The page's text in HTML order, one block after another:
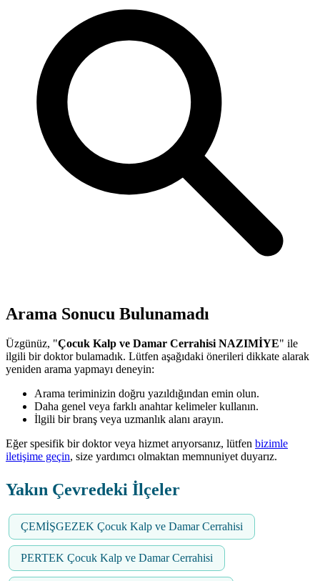
Arama Sonucu Bulunamadı
Üzgünüz, "Çocuk Kalp ve Damar Cerrahisi NAZIMİYE" ile
ilgili bir doktor bulamadık. Lütfen aşağıdaki önerileri dikkate alarak
yeniden arama yapmayı deneyin:
Arama teriminizin doğru yazıldığından emin olun.
Daha genel veya farklı anahtar kelimeler kullanın.
İlgili bir branş veya uzmanlık alanı arayın.
Eğer spesifik bir doktor veya hizmet arıyorsanız, lütfen bizimle
iletişime geçin, size yardımcı olmaktan memnuniyet duyarız.
Yakın Çevredeki İlçeler
ÇEMİŞGEZEK Çocuk Kalp ve Damar Cerrahisi
PERTEK Çocuk Kalp ve Damar Cerrahisi